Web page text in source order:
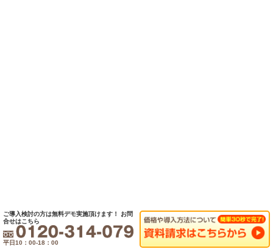
ご導入検討の方は無料デモ実施頂けます！
お問
合せはこちら
平日10：00-18：00